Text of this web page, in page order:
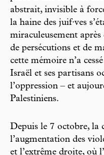
abstrait, invisible à
la haine des juif·ves
miraculeusement
de persécutions et de
cette mémoire n’a
Israël et ses partisans
l’oppression – et
Palestiniens.
Depuis le 7 octobre, la
l’augmentation des
et l’extrême droite, où